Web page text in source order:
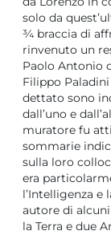
solo da
¾ braccia di
rinvenuto un
Paolo Antonio
Filippo
dettato sono
dall’uno e
muratore fu
sommarie
sulla loro
era
l’Intelligenza e
autore di alcuni
la Terra e due